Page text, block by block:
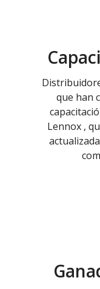
que han
Lennox ,